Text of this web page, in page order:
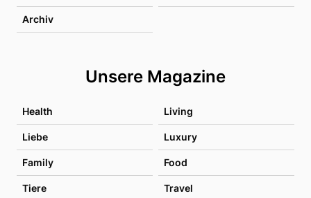
Archiv
Unsere Magazine
Health Living
Liebe Luxury
Family Food
Tiere Travel